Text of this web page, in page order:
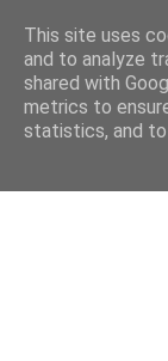
This site uses
and to analyze
shared with
metrics to
statistics, and